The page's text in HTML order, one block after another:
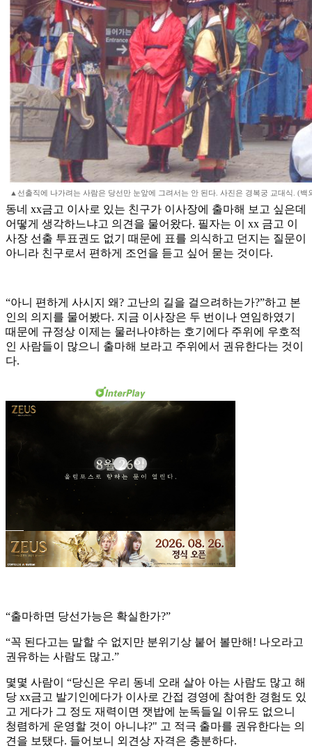
▲선출직에 나가려는 사람은 당선만 눈앞에 그려서는 안 된다. 사진은 경복궁 교대식. (백
동네 xx금고 이사로 있는 친구가 이사장에 출마해 보고 싶은데
어떻게 생각하느냐고 의견을 물어왔다. 필자는 이 xx 금고 이
사장 선출 투표권도 없기 때문에 표를 의식하고 던지는 질문이
아니라 친구로서 편하게 조언을 듣고 싶어 묻는 것이다.
“아니 편하게 사시지 왜? 고난의 길을 걸으려하는가?”하고 본
인의 의지를 물어봤다. 지금 이사장은 두 번이나 연임하였기
때문에 규정상 이제는 물러나야하는 호기에다 주위에 우호적
인 사람들이 많으니 출마해 보라고 주위에서 권유한다는 것이
다.
“출마하면 당선가능은 확실한가?”
“꼭 된다고는 말할 수 없지만 분위기상 붙어 볼만해! 나오라고
권유하는 사람도 많고.”
몇몇 사람이 “당신은 우리 동네 오래 살아 아는 사람도 많고 해
당 xx금고 발기인에다가 이사로 간접 경영에 참여한 경험도 있
고 게다가 그 정도 재력이면 잿밥에 눈독들일 이유도 없으니
청렴하게 운영할 것이 아니냐?" 고 적극 출마를 권유한다는 의
견을 보탰다. 들어보니 외견상 자격은 충분하다.